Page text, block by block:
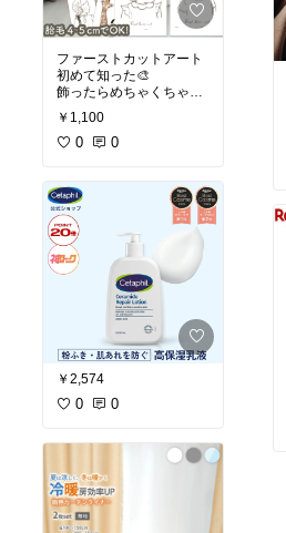
ファーストカットアート
初めて知った🎨
飾ったらめちゃくちゃか
￥1,100
0 0
￥2,574
0 0